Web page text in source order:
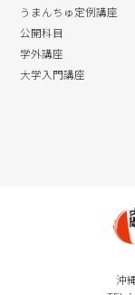
うまんちゅ定例講座
公開科目
学外講座
大学入門講座
沖